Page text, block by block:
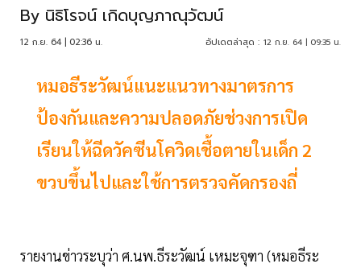
By นิธิโรจน์ เกิดบุญภาณุวัฒน์
12 ก.ย. 64 | 02:36 น. อัปเดตล่าสุด : 12 ก.ย. 64 | 09:35 น.
หมอธีระวัฒน์แนะแนวทางมาตรการ
ป้องกันและความปลอดภัยช่วงการเปิด
เรียนให้ฉีดวัคซีนโควิดเชื้อตายในเด็ก 2
ขวบขึ้นไปและใช้การตรวจคัดกรองถี่
รายงานข่าวระบุว่า ศ.นพ.ธีระวัฒน์ เหมะจุฑา (หมอธีระ